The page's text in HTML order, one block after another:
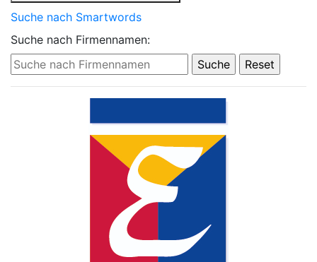
Suche nach Smartwords
Suche nach Firmennamen: